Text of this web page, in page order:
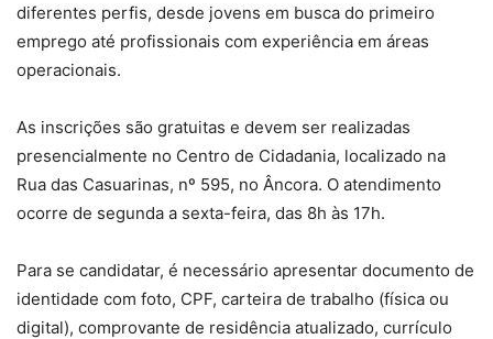
diferentes perfis, desde jovens em busca do primeiro
emprego até profissionais com experiência em áreas
operacionais.
As inscrições são gratuitas e devem ser realizadas
presencialmente no Centro de Cidadania, localizado na
Rua das Casuarinas, nº 595, no Âncora. O atendimento
ocorre de segunda a sexta-feira, das 8h às 17h.
Para se candidatar, é necessário apresentar documento de
identidade com foto, CPF, carteira de trabalho (física ou
digital), comprovante de residência atualizado, currículo